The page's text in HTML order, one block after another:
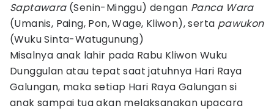
Saptawara(Senin-Minggu) dengan Panca Wara
(Umanis, Paing, Pon, Wage, Kliwon), serta pawukon
(Wuku Sinta-Watugunung)
Misalnya anak lahir pada Rabu Kliwon Wuku
Dunggulan atau tepat saat jatuhnya Hari Raya
Galungan, maka setiap Hari Raya Galungan si
anak sampai tua akan melaksanakan upacara